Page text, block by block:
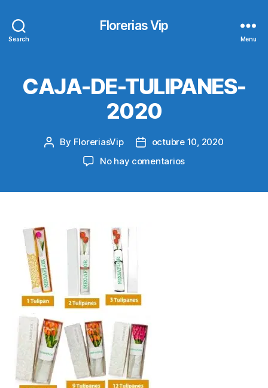
Search
Florerias Vip
Menu
CAJA-DE-TULIPANES-
2020
Post
By FloreriasVip
Postoctubre 10, 2020
No hay comentariosen